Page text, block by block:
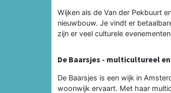
Wijken als de Van der Pekbuurt
nieuwbouw. Je vindt er
zijn er veel culturele
De Baarsjes - multicultureel
De Baarsjes is een wijk in
woonwijk ervaart. Met haar